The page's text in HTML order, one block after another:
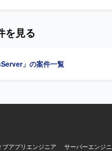
から導入検討まで幅広く携われま
を見る
」の案件一覧
ブアプリエンジニア
サーバーエンジ